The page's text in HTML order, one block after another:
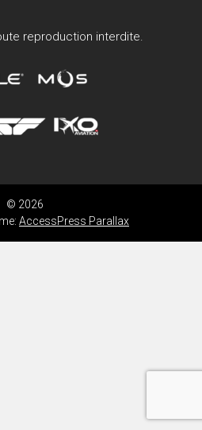
reproduction interdite.
© 2026
AccessPress Parallax